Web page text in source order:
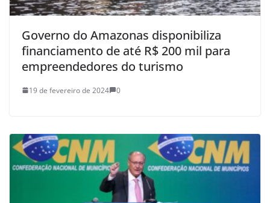
Governo do Amazonas disponibiliza
financiamento de até R$ 200 mil para
empreendedores do turismo
19 de fevereiro de 2024 0